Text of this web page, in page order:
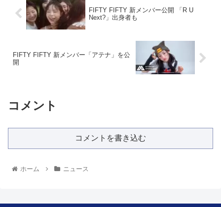
FIFTY FIFTY 新メンバー公開 「R U
Next?」出身者も
FIFTY FIFTY 新メンバー「アテナ」を公
開
コメント
コメントを書き込む
ホーム ニュース